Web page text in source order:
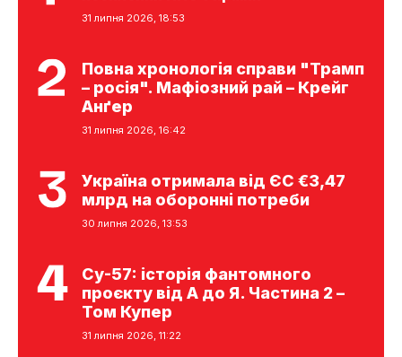
31 липня 2026, 18:53
Повна хронологія справи "Трамп
– росія". Мафіозний рай – Крейг
Анґер
31 липня 2026, 16:42
Україна отримала від ЄС €3,47
млрд на оборонні потреби
30 липня 2026, 13:53
Су-57: історія фантомного
проєкту від А до Я. Частина 2 –
Том Купер
31 липня 2026, 11:22